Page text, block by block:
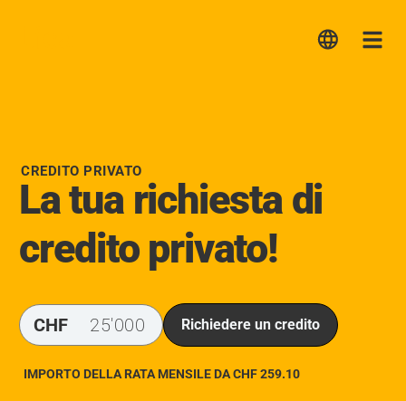
CREDITO PRIVATO
La tua richiesta di
credito privato!
CHF Richiedere un credito
IMPORTO DELLA RATA MENSILE DA CHF259.10